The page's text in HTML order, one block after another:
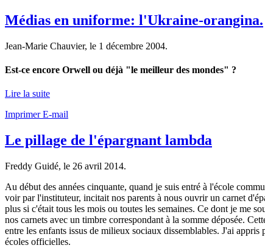
Médias en uniforme: l'Ukraine-orangina.
Jean-Marie Chauvier, le 1 décembre 2004.
Est-ce encore Orwell ou déjà "le meilleur des mondes" ?
Lire la suite
ImprimerE-mail
Le pillage de l'épargnant lambda
Freddy Guidé, le 26 avril 2014.
Au début des années cinquante, quand je suis entré à l'école
voir par l'instituteur, incitait nos parents à nous ouvrir un carnet
plus si c'était tous les mois ou toutes les semaines. Ce dont je me
nos carnets avec un timbre correspondant à la somme déposée.
entre les enfants issus de milieux sociaux dissemblables. J'ai
écoles officielles.